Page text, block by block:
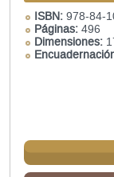
ISBN: 978-84-
Páginas: 496
Dimensiones: